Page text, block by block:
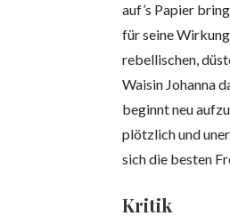
auf’s Papier
für seine
rebellischen,
Waisin Johanna
beginnt neu
plötzlich und
sich die besten
Kritik